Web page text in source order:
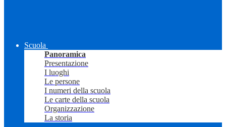
Scuola
Panoramica
Presentazione
I luoghi
Le persone
I numeri della scuola
Le carte della scuola
Organizzazione
La storia